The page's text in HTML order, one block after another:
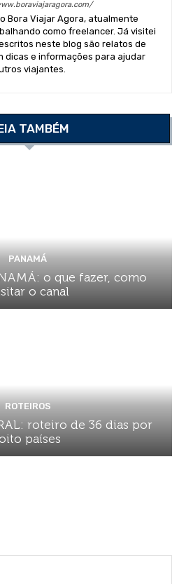
Bora Viajar Agora, atualmente
como freelancer. Já visitei
neste blog são relatos de
dicas e informações para ajudar
viajantes.
TAMBÉM
PANAMÁ
o que fazer, como
o canal
ROTEIROS
roteiro de 36 dias por
países